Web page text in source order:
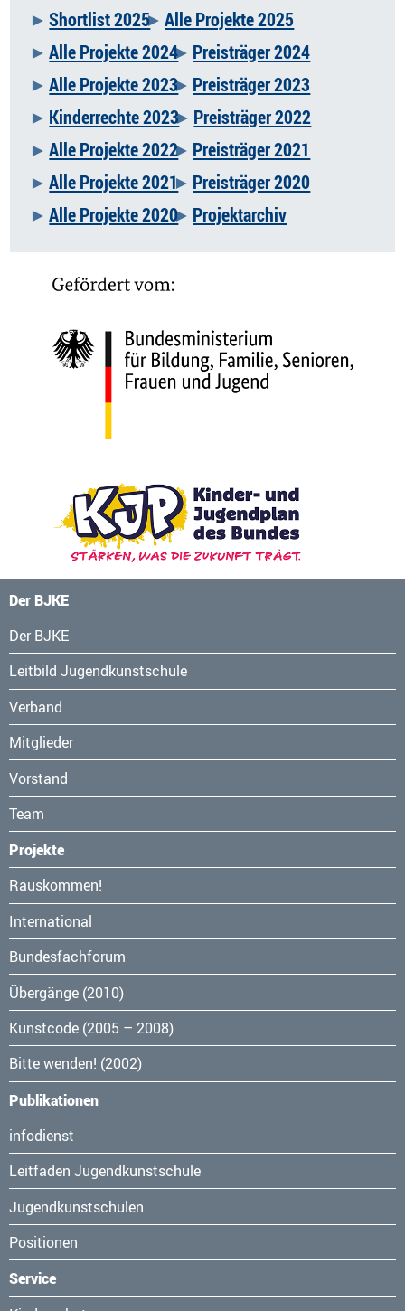
Navigation
überspringen
Shortlist 2025 Alle Projekte 2025
Alle Projekte 2024
Preisträger 2024
Alle Projekte 2023
Preisträger 2023
Kinderrechte 2023
Preisträger 2022
Alle Projekte 2022
Preisträger 2021
Alle Projekte 2021
Preisträger 2020
Alle Projekte 2020
Projektarchiv
Der BJKE
Navigation
überspringen
Der BJKE
Leitbild Jugendkunstschule
Verband
Mitglieder
Vorstand
Team
Projekte
Navigation
überspringen
Rauskommen!
International
Bundesfachforum
Übergänge (2010)
Kunstcode (2005 – 2008)
Bitte wenden! (2002)
Publikationen
Navigation
überspringen
infodienst
Leitfaden Jugendkunstschule
Jugendkunstschulen
Positionen
Service